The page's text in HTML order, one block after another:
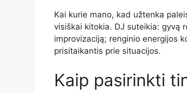
Kai kurie mano, kad užtenka
visiškai kitokia. DJ suteikia: gyvą
improvizaciją; renginio energijos
prisitaikantis prie situacijos.
Kaip pasirinkti